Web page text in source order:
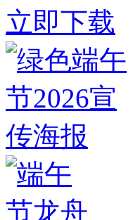
立即下载